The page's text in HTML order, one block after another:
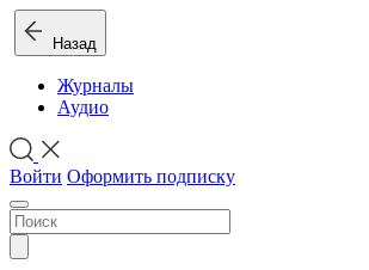
Назад
Журналы
Аудио
Войти Оформить подписку